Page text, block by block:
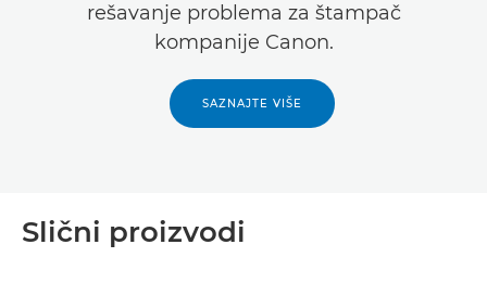
rešavanje problema za štampač
kompanije Canon.
SAZNAJTE VIŠE
Slični proizvodi